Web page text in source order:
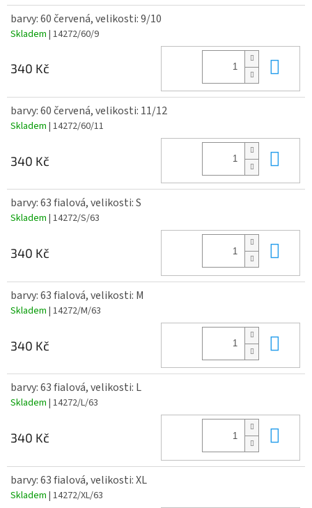
barvy: 60 červená, velikosti: 9/10
Skladem | 14272/60/9
340 Kč
barvy: 60 červená, velikosti: 11/12
Skladem | 14272/60/11
340 Kč
barvy: 63 fialová, velikosti: S
Skladem | 14272/S/63
340 Kč
barvy: 63 fialová, velikosti: M
Skladem | 14272/M/63
340 Kč
barvy: 63 fialová, velikosti: L
Skladem | 14272/L/63
340 Kč
barvy: 63 fialová, velikosti: XL
Skladem | 14272/XL/63